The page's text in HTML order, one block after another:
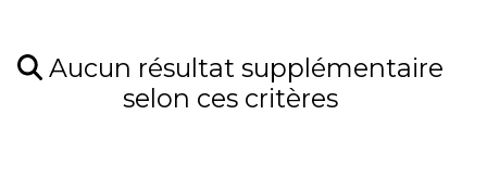
Aucun résultat supplémentaire
selon ces critères